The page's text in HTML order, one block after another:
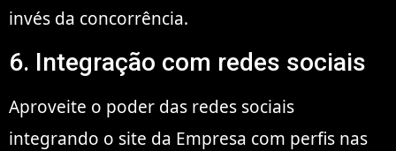
invés da concorrência.
6. Integração com redes sociais
Aproveite o poder das redes sociais
integrando o site da Empresa com perfis nas